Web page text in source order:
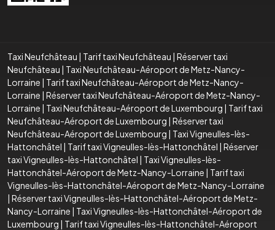
Taxi Neufchâteau | Tarif taxi Neufchâteau | Réserver taxi
Neufchâteau | Taxi Neufchâteau-Aéroport de Metz-Nancy-
Lorraine | Tarif taxi Neufchâteau-Aéroport de Metz-Nancy-
Lorraine | Réserver taxi Neufchâteau-Aéroport de Metz-Nancy-
Lorraine | Taxi Neufchâteau-Aéroport de Luxembourg | Tarif taxi
Neufchâteau-Aéroport de Luxembourg | Réserver taxi
Neufchâteau-Aéroport de Luxembourg | Taxi Vigneulles-lès-
Hattonchâtel | Tarif taxi Vigneulles-lès-Hattonchâtel | Réserver
taxi Vigneulles-lès-Hattonchâtel | Taxi Vigneulles-lès-
Hattonchâtel-Aéroport de Metz-Nancy-Lorraine | Tarif taxi
Vigneulles-lès-Hattonchâtel-Aéroport de Metz-Nancy-Lorraine
| Réserver taxi Vigneulles-lès-Hattonchâtel-Aéroport de Metz-
Nancy-Lorraine | Taxi Vigneulles-lès-Hattonchâtel-Aéroport de
Luxembourg | Tarif taxi Vigneulles-lès-Hattonchâtel-Aéroport